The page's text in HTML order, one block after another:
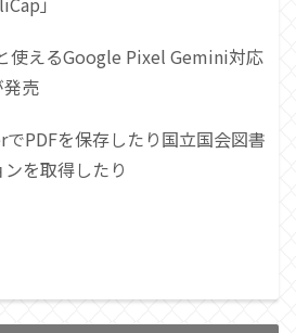
使えるGoogle Pixel Gemini対応
売
PDFを保存したり国立国会図書
を取得したり